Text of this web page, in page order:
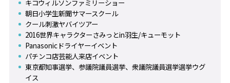
キコウィルソンファミリーショー
朝日小学生新聞サマースクール
クール刺激ヤバイツアー
2016世界キャラクターさみっとin羽生/キューモット
Panasonicドライヤーイベント
パチンコ店芸能人来店イベント
東京都知事選挙、参議院議員選挙、衆議院議員選挙選挙ウグ
イス